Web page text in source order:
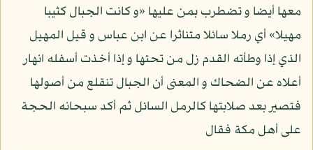
معها أيضا و تضطرب بمن عليها «و كانت الجبال كثيبا
مهيلا» أي رملا سائلا متناثرا عن ابن عباس و قيل المهيل
الذي إذا وطأته القدم زل من تحتها و إذا أخذت أسفله انهار
أعلاه عن الضحاك و المعنى أن الجبال تنقلع من أصولها
فتصير بعد صلابتها كالرمل السائل ثم أكد سبحانه الحجة
على أهل مكة فقال